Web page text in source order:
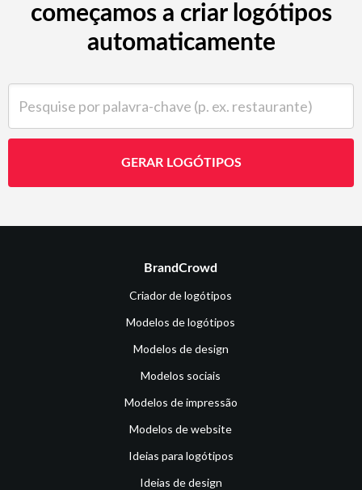
começamos a criar logótipos
automaticamente
GERAR LOGÓTIPOS
BrandCrowd
Criador de logótipos
Modelos de logótipos
Modelos de design
Modelos sociais
Modelos de impressão
Modelos de website
Ideias para logótipos
Ideias de design